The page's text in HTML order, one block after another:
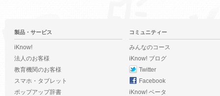
製品・サービス
iKnow!
法人のお客様
教育機関のお客様
スマホ・タブレット
ポップアップ辞書
コミュニティー
みんなのコース
iKnow! ブログ
Twitter
Facebook
iKnow! ベータ